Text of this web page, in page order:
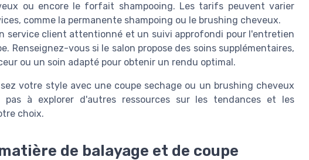
ou encore le forfait shampooing. Les tarifs peuvent varier
comme la permanente shampoing ou le brushing cheveux.
service client attentionné et un suivi approfondi pour l'entretien
Renseignez-vous si le salon propose des soins supplémentaires,
ou un soin adapté pour obtenir un rendu optimal.
votre style avec une coupe sechage ou un brushing cheveux
à explorer d'autres ressources sur les tendances et les
choix.
de balayage et de coupe